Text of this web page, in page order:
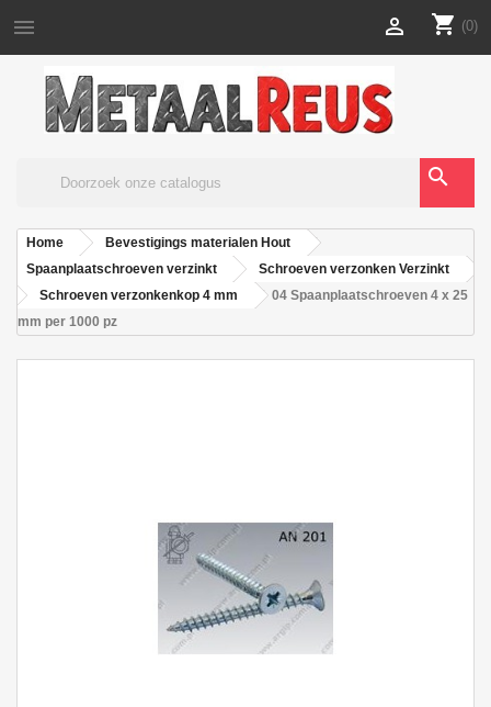
 shopping_cart (0)

search
Home
Bevestigings materialen Hout
Spaanplaatschroeven verzinkt
Schroeven verzonken Verzinkt
Schroeven verzonkenkop 4 mm
04 Spaanplaatschroeven 4 x 25
mm per 1000 pz